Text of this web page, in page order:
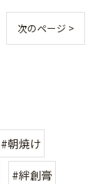
次のページ >
#朝焼け
#絆創膏